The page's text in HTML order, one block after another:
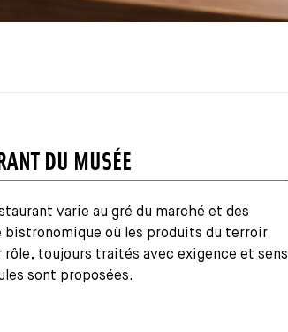
DU MUSÉE
varie au gré du marché et des
bistronomique où les produits du terroir
toujours traités avec exigence et sens
sont proposées.